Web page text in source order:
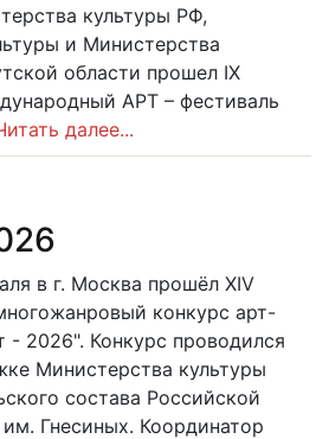
культуры РФ,
и Министерства
области прошел IX
АРТ – фестиваль
далее...
в г. Москва прошёл XIV
конкурс арт-
- 2026". Конкурс проводился
Министерства культуры
состава Российской
Гнесиных. Координатор